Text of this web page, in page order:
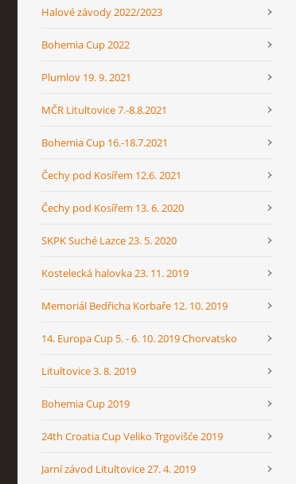
Halové závody 2022/2023
Bohemia Cup 2022
Plumlov 19. 9. 2021
MČR Litultovice 7.-8.8.2021
Bohemia Cup 16.-18.7.2021
Čechy pod Kosířem 12.6. 2021
Čechy pod Kosířem 13. 6. 2020
SKPK Suché Lazce 23. 5. 2020
Kostelecká halovka 23. 11. 2019
Memoriál Bedřicha Korbaře 12. 10. 2019
14. Europa Cup 5. - 6. 10. 2019 Chorvatsko
Litultovice 3. 8. 2019
Bohemia Cup 2019
24th Croatia Cup Veliko Trgovišće 2019
Jarní závod Litultovice 27. 4. 2019